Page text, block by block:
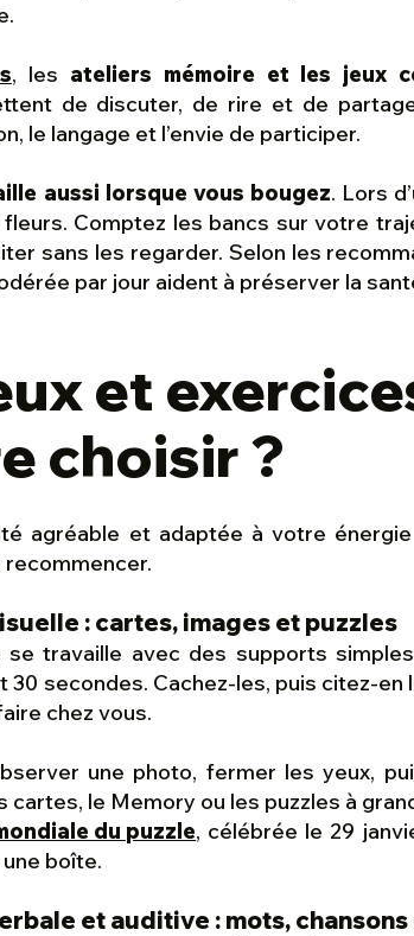
, les ateliers mémoire et les jeux
de discuter, de rire et de
le langage et l’envie de participer.
aussi lorsque vous bougez. Lors
Comptez les bancs sur votre
sans les regarder. Selon les
par jour aident à préserver la
et
choisir ?
agréable et adaptée à votre
recommencer.
: cartes, images et puzzles
se travaille avec des supports
30 secondes. Cachez-les, puis citez-en
chez vous.
une photo, fermer les yeux,
cartes, le Memory ou les puzzles à
du puzzle, célébrée le 29
boîte.
et auditive : mots,